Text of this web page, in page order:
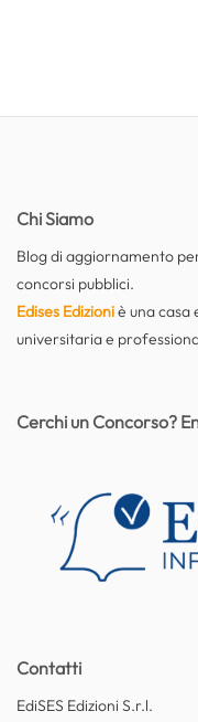
Chi Siamo
Blog di aggiornamento
concorsi pubblici.
Edises Edizioniè una casa
universitaria e
Contatti
EdiSES Edizioni S.r.l.
Cerchi un Concorso?